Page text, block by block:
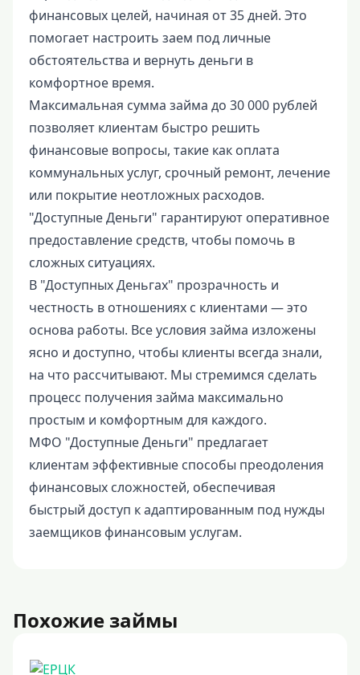
финансовых целей, начиная от 35 дней. Это
помогает настроить заем под личные
обстоятельства и вернуть деньги в
комфортное время.
Максимальная сумма займа до 30 000 рублей
позволяет клиентам быстро решить
финансовые вопросы, такие как оплата
коммунальных услуг, срочный ремонт, лечение
или покрытие неотложных расходов.
"Доступные Деньги" гарантируют оперативное
предоставление средств, чтобы помочь в
сложных ситуациях.
В "Доступных Деньгах" прозрачность и
честность в отношениях с клиентами — это
основа работы. Все условия займа изложены
ясно и доступно, чтобы клиенты всегда знали,
на что рассчитывают. Мы стремимся сделать
процесс получения займа максимально
простым и комфортным для каждого.
МФО "Доступные Деньги" предлагает
клиентам эффективные способы преодоления
финансовых сложностей, обеспечивая
быстрый доступ к адаптированным под нужды
заемщиков финансовым услугам.
Похожие займы